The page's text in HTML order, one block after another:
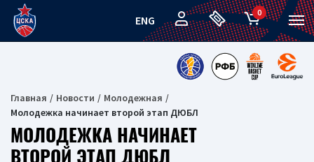
ENG
0
Главная Новости
Молодежная
Молодежка начинает второй этап ДЮБЛ
МОЛОДЕЖКА НАЧИНАЕТ
ВТОРОЙ ЭТАП ДЮБЛ